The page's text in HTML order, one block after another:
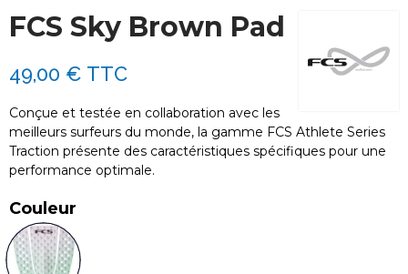
FCS Sky Brown Pad
49,00 € TTC
Conçue et testée en collaboration avec les
meilleurs surfeurs du monde, la gamme FCS Athlete Series
Traction présente des caractéristiques spécifiques pour une
performance optimale.
Couleur